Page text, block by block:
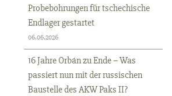
Probebohrungen für tschechische
Endlager gestartet
06.06.2026
16 Jahre Orbán zu Ende – Was
passiert nun mit der russischen
Baustelle des AKW Paks II?